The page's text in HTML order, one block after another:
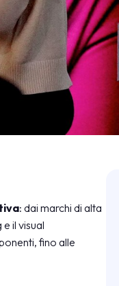
: dai marchi di alta
il visual
fino alle